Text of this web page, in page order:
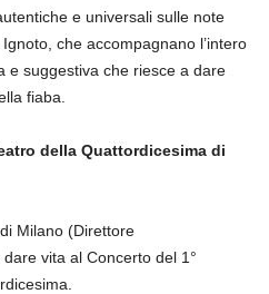
e universali sulle note
che accompagnano l’intero
e suggestiva che riesce a dare
fiaba.
della Quattordicesima di
Milano (Direttore
vita al Concerto del 1°